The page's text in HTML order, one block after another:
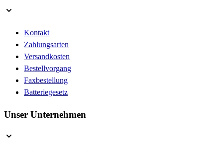
Kontakt
Zahlungsarten
Versandkosten
Bestellvorgang
Faxbestellung
Batteriegesetz
Unser Unternehmen